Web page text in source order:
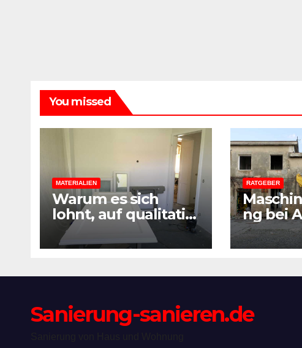
You missed
MATERIALIEN
Warum es sich
lohnt, auf qualitativ
hochwertige
Baustoffe und
Sanieren zu achten
RATGEBER
ng bei
einer
Sanierung-sanieren.de